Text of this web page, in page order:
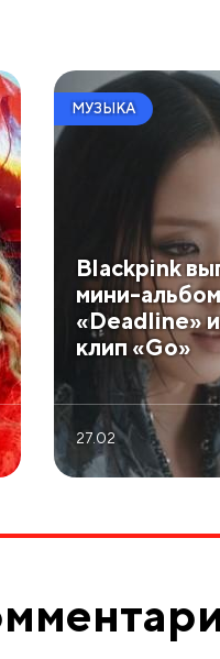
МУЗЫКА
Blackpink
мини-альбом
«Deadline»
клип «Go»
27.02